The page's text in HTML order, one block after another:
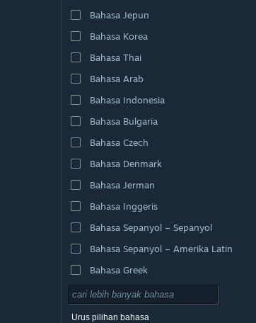
Bahasa Jepun
Bahasa Korea
Bahasa Thai
Bahasa Arab
Bahasa Indonesia
Bahasa Bulgaria
Bahasa Czech
Bahasa Denmark
Bahasa Jerman
Bahasa Inggeris
Bahasa Sepanyol – Sepanyol
Bahasa Sepanyol – Amerika Latin
Bahasa Greek
Urus pilihan bahasa